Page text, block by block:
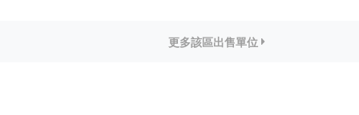
更多該區出售單位